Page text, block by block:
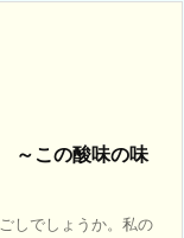
～この酸味の味
しでしょうか。私の